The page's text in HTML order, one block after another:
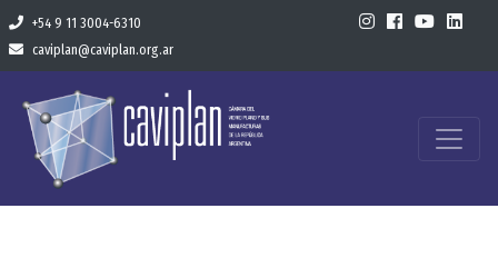
+54 9 11 3004-6310
caviplan@caviplan.org.ar